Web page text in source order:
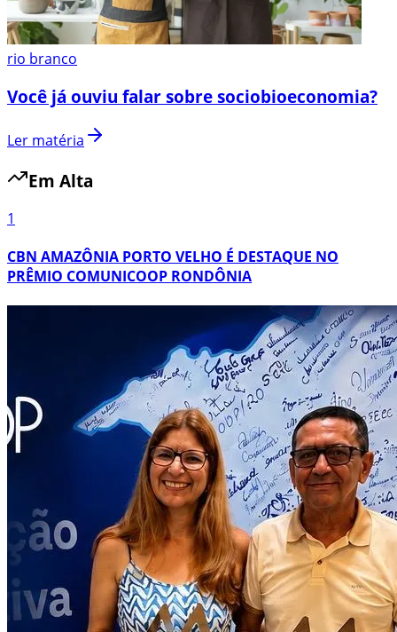
rio branco
Você já ouviu falar sobre sociobioeconomia?
Ler matéria
Em Alta
1
CBN AMAZÔNIA PORTO VELHO É DESTAQUE NO
PRÊMIO COMUNICOOP RONDÔNIA